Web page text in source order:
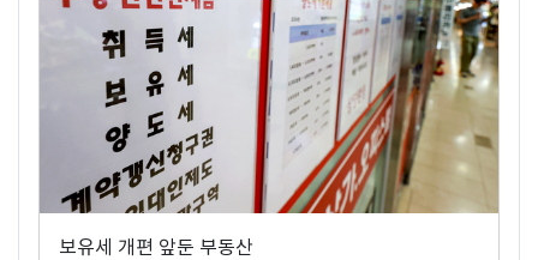
보유세 개편 앞둔 부동산